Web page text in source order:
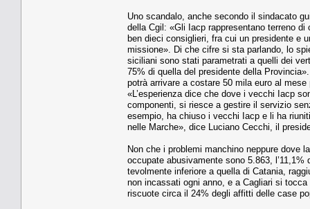
Uno scandalo, anche secon­do il sindacato
della Cgil: «Gli Iacp rappresentano terreno
ben dieci consiglieri, fra cui un presidente e
missione». Di che cifre si sta parlando, lo
siciliani sono stati parametrati a quelli dei
75% di quella del presidente della
potrà arrivare a costare 50 mila euro al
«L’esperienza dice che dove i vecchi Iacp
componenti, si riesce a gestire il servizio
esempio, ha chiuso i vecchi Iacp e li ha
nelle Marche», dice Luciano Cecchi, il
Non che i problemi manchino neppure dove
occupate abusivamente sono 5.863,
tevolmente inferiore a quella di Catania,
non incassati ogni anno, e a Cagliari si
riscuote circa il 24% degli af­fitti delle case